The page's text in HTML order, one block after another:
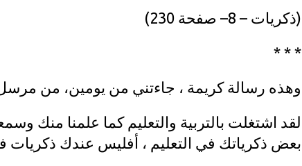
(ذكريات – 8– صفحة 230)
* * *
وهذه رسالة كريمة ، جاءتني من يومين، من مرسل
لقد اشتغلت بالتربية والتعليم كما علمنا
بعض ذكرياتك في التعليم ، أفليس عندك ذكريات